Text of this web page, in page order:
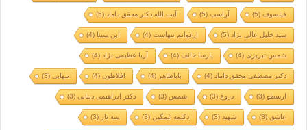
فیلسوف(5) آراسپ(5) آیت الله دکتر محقق داماد (5)
سید خلیل عالی نژاد (5) ارغوانم تنهاست(4) ابن سینا (4)
شمس تبریزی(4) پارسا خائف(4) آریا عظیمی نژاد (4)
دکتر مصطفی محقق داماد (4) باباطاهر (4) افلاطون(4) تنهایی(3)
ارسطو (3) دروغ (3) شمس (3) دکتر ابراهیمی دینانی(3)
عاشق (3) شهید (3) دکلمه غمگین (3) سه تار (3)